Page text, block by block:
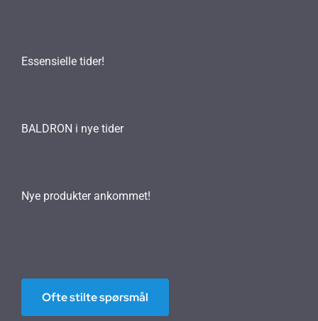
Essensielle tider!
BALDRON i nye tider
Nye produkter ankommet!
Ofte stilte spørsmål